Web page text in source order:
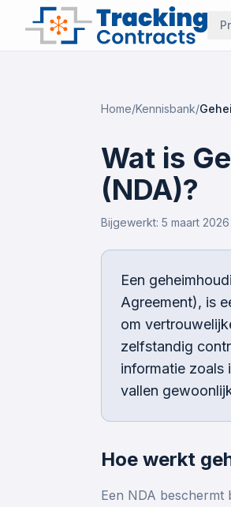
Home/Kennisbank/
Wat is
(NDA)?
Bijgewerkt: 5 maart 2026
Een
Agreement), is
om
zelfstandig
informatie zoals
vallen
Hoe werkt
Een NDA beschermt